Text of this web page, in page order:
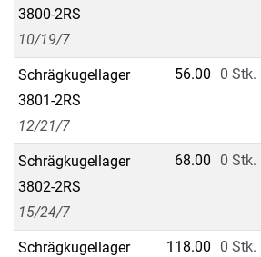
3800-2RS
10/19/7
Schrägkugellager
3801-2RS
12/21/7
56.00 0 Stk.
Schrägkugellager
3802-2RS
15/24/7
68.00 0 Stk.
Schrägkugellager
118.00 0 Stk.